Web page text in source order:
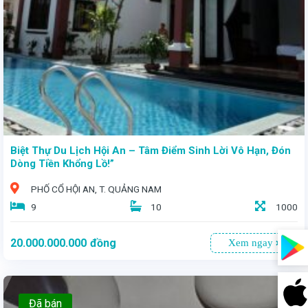
Biệt Thự Du Lịch Hội An – Tâm Điểm Sinh Lời Vô Hạn, Đón
Dòng Tiền Khổng Lồ!”
PHỐ CỔ HỘI AN, T. QUẢNG NAM
9
10 1000
20.000.000.000 đồng Xem ngay
Đã bán